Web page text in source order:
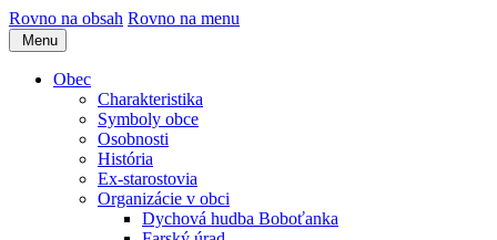
Rovno na obsah Rovno na menu
Menu
Obec
Charakteristika
Symboly obce
Osobnosti
História
Ex-starostovia
Organizácie v obci
Dychová hudba Boboťanka